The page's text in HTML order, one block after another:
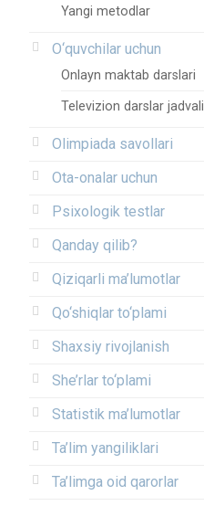
Yangi metodlar
O‘quvchilar uchun
Onlayn maktab darslari
Televizion darslar jadvali
Olimpiada savollari
Ota-onalar uchun
Psixologik testlar
Qanday qilib?
Qiziqarli ma’lumotlar
Qo‘shiqlar to‘plami
Shaxsiy rivojlanish
She’rlar to‘plami
Statistik ma’lumotlar
Ta’lim yangiliklari
Ta’limga oid qarorlar